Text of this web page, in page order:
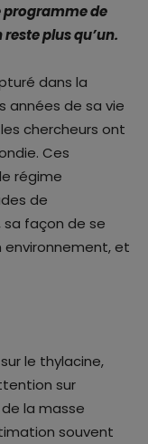
programme de
reste plus qu’un.
dans la
années de sa vie
chercheurs ont
Ces
régime
de
façon de se
environnement, et
le thylacine,
sur
la masse
souvent